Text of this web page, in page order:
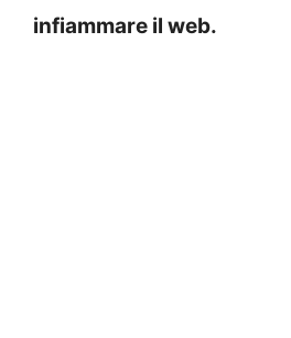
infiammare il web.